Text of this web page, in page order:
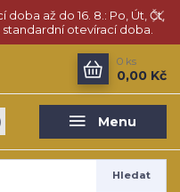
doba až do 16. 8.: Po, Út, Čt,
standardní otevírací doba.
Menu
Hledat
0 ks
0,00 Kč